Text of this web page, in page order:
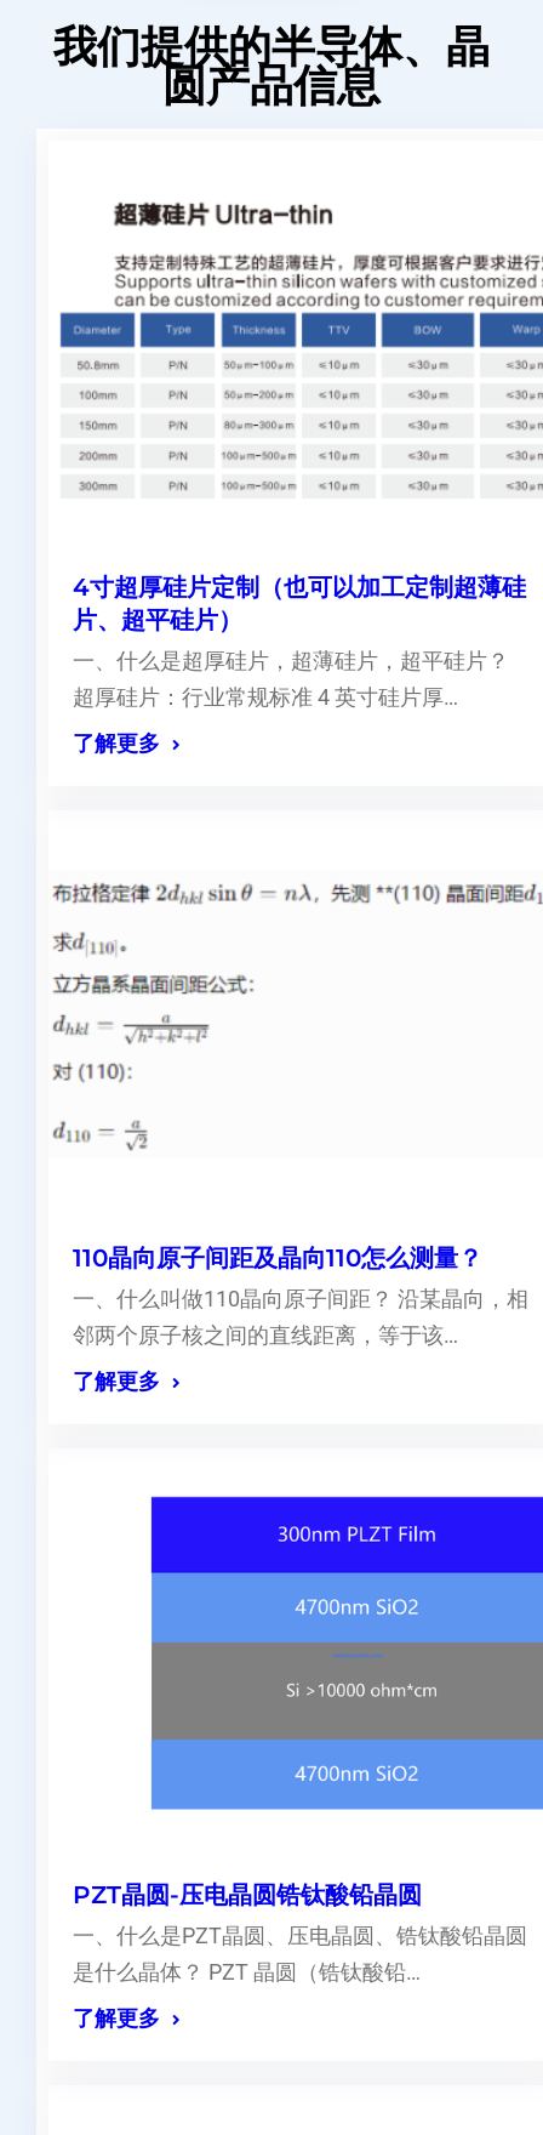
我们提供的半导体、晶
圆产品信息
4寸超厚硅片定制（也可以加工定制超薄硅
片、超平硅片）
一、什么是超厚硅片，超薄硅片，超平硅片？
超厚硅片：行业常规标准 4 英寸硅片厚…
了解更多
110晶向原子间距及晶向110怎么测量？
一、什么叫做110晶向原子间距？ 沿某晶向，相
邻两个原子核之间的直线距离，等于该…
了解更多
PZT晶圆-压电晶圆锆钛酸铅晶圆
一、什么是PZT晶圆、压电晶圆、锆钛酸铅晶圆
是什么晶体？ PZT 晶圆（锆钛酸铅…
了解更多